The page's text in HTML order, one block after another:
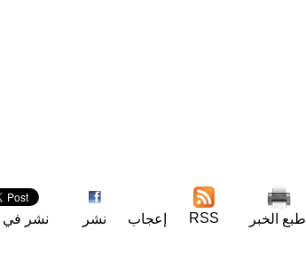
إطبع الخبر RSS إعجاب نشر نشر في